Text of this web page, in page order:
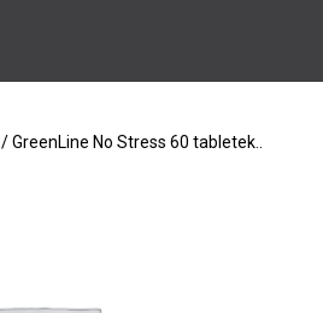
/ GreenLine No Stress 60 tabletek..